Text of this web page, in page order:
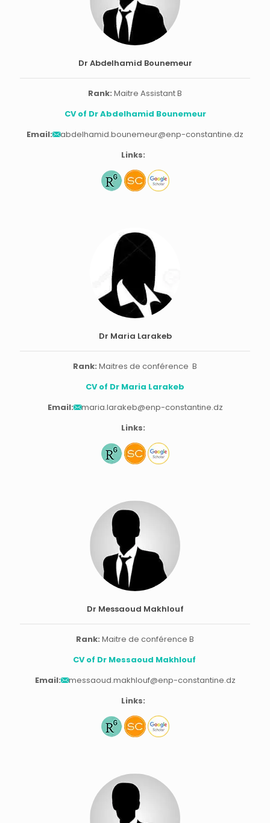
Dr Abdelhamid Bounemeur
Rank: Maitre Assistant B
CV of Dr Abdelhamid Bounemeur
Email:
abdelhamid.bounemeur@enp-constantine.dz
Links:
Dr Maria Larakeb
Rank: Maitres de conférence B
CV of Dr Maria Larakeb
Email:
maria.larakeb@enp-constantine.dz
Links:
Dr Messaoud Makhlouf
Rank: Maitre de conférence B
CV of Dr Messaoud Makhlouf
Email:
messaoud.makhlouf@enp-constantine.dz
Links: